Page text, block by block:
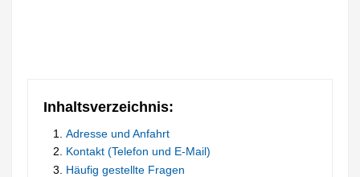
Inhaltsverzeichnis:
Adresse und Anfahrt
Kontakt (Telefon und E-Mail)
Häufig gestellte Fragen